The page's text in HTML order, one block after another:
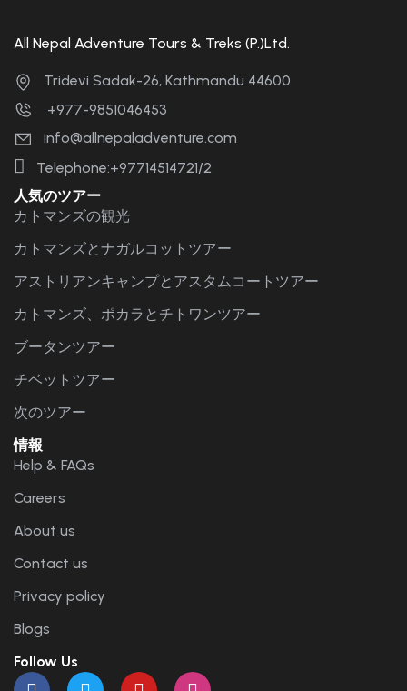
All Nepal Adventure Tours & Treks (P.)Ltd.
Tridevi Sadak-26, Kathmandu 44600
+977-9851046453
info@allnepaladventure.com
Telephone:+97714514721/2
人気のツアー
カトマンズの観光
カトマンズとナガルコットツアー
アストリアンキャンプとアスタムコートツアー
カトマンズ、ポカラとチトワンツアー
ブータンツアー
チベットツアー
次のツアー
情報
Help & FAQs
Careers
About us
Contact us
Privacy policy
Blogs
Follow Us